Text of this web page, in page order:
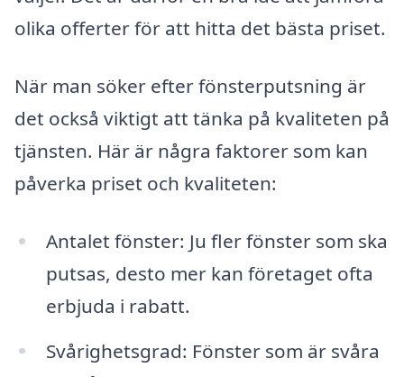
olika offerter för att hitta det bästa priset.
När man söker efter fönsterputsning är
det också viktigt att tänka på kvaliteten på
tjänsten. Här är några faktorer som kan
påverka priset och kvaliteten:
Antalet fönster: Ju fler fönster som ska
putsas, desto mer kan företaget ofta
erbjuda i rabatt.
Svårighetsgrad: Fönster som är svåra